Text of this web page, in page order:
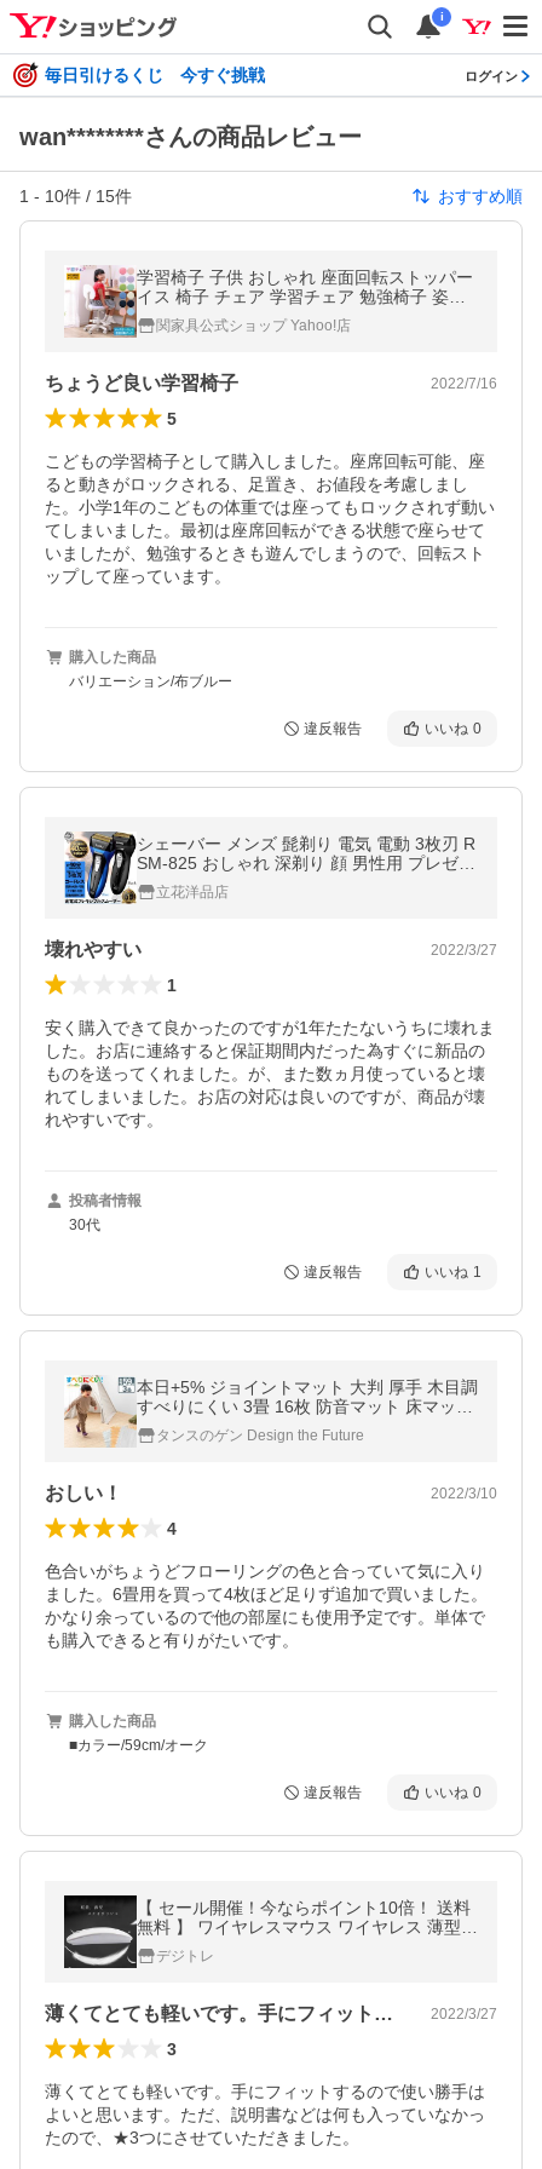
i
毎日引けるくじ 今すぐ挑戦 ログイン
wan********さんの商品レビュー
1 - 10件 / 15件 おすすめ順
学習椅子 子供 おしゃれ 座面回転ストッパー
イス 椅子 チェア 学習チェア 勉強椅子 姿勢
子ども 小学生 関家具 リニューアルモデル sk
ec 宅急便（軒先）
関家具公式ショップ Yahoo!店
ちょうど良い学習椅子 2022/7/16
5
こどもの学習椅子として購入しました。座席回転可能、座
ると動きがロックされる、足置き、お値段を考慮しまし
た。小学1年のこどもの体重では座ってもロックされず動い
てしまいました。最初は座席回転ができる状態で座らせて
いましたが、勉強するときも遊んでしまうので、回転スト
ップして座っています。
購入した商品
バリエーション/布ブルー
違反報告 いいね 0
シェーバー メンズ 髭剃り 電気 電動 3枚刃 R
SM-825 おしゃれ 深剃り 顔 男性用 プレゼン
ト 保証つき
立花洋品店
壊れやすい 2022/3/27
1
安く購入できて良かったのですが1年たたないうちに壊れま
した。お店に連絡すると保証期間内だった為すぐに新品の
ものを送ってくれました。が、また数ヵ月使っていると壊
れてしまいました。お店の対応は良いのですが、商品が壊
れやすいです。
投稿者情報
30代
違反報告 いいね 1
本日+5% ジョイントマット 大判 厚手 木目調
すべりにくい 3畳 16枚 防音マット 床マット
クッションマット プレイマット パズルマッ
ト ベビー 赤ちゃん
タンスのゲン Design the Future
おしい！ 2022/3/10
4
色合いがちょうどフローリングの色と合っていて気に入り
ました。6畳用を買って4枚ほど足りず追加で買いました。
かなり余っているので他の部屋にも使用予定です。単体で
も購入できると有りがたいです。
購入した商品
■カラー/59cm/オーク
違反報告 いいね 0
【 セール開催！今ならポイント10倍！ 送料
無料 】 ワイヤレスマウス ワイヤレス 薄型
おしゃれ マウス Mac Windows 電池式 キー
ボードデジトレ
薄くてとても軽いです。手にフィットする… 2022/3/27
3
薄くてとても軽いです。手にフィットするので使い勝手は
よいと思います。ただ、説明書などは何も入っていなかっ
たので、★3つにさせていただきました。